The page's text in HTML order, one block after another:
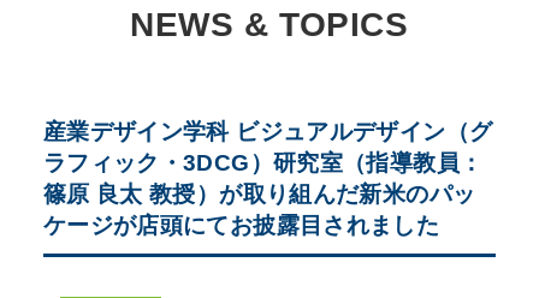
NEWS & TOPICS
産業デザイン学科 ビジュアルデザイン（グ
ラフィック・3DCG）研究室（指導教員：
篠原 良太 教授）が取り組んだ新米のパッ
ケージが店頭にてお披露目されました